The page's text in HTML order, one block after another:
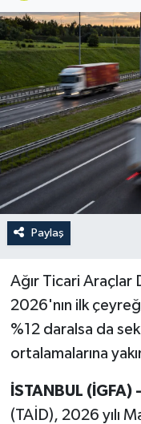
Paylaş
Ağır Ticari
2026'nın ilk
%12 daralsa da
ortalamalarına
İSTANBUL (İGFA) -
(TAİD), 2026 yılı